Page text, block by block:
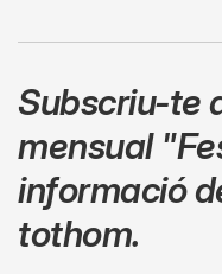
Subscriu-te
mensual
informació
tothom.